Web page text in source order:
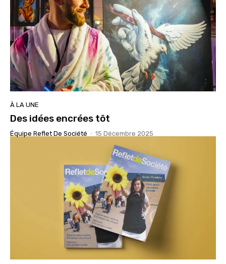
À LA UNE
Des idées encrées tôt
Équipe Reflet De Société - 15 Décembre 2025